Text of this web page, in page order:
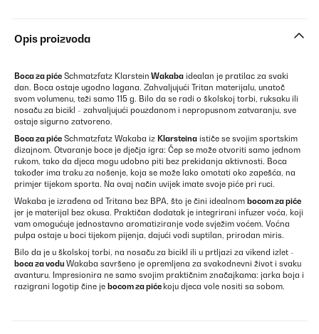
Opis proizvoda
Boca za piće Schmatzfatz Klarstein Wakaba idealan je pratilac za svaki
dan. Boca ostaje ugodno lagana. Zahvaljujući Tritan materijalu, unatoč
svom volumenu, teži samo 115 g. Bilo da se radi o školskoj torbi, ruksaku ili
nosaču za bicikl - zahvaljujući pouzdanom i nepropusnom zatvaranju, sve
ostaje sigurno zatvoreno.
Boca za piće Schmatzfatz Wakaba iz Klarsteina ističe se svojim sportskim
dizajnom. Otvaranje boce je dječja igra: Čep se može otvoriti samo jednom
rukom, tako da djeca mogu udobno piti bez prekidanja aktivnosti. Boca
također ima traku za nošenje, koja se može lako omotati oko zapešća, na
primjer tijekom sporta. Na ovaj način uvijek imate svoje piće pri ruci.
Wakaba je izrađena od Tritana bez BPA, što je čini idealnom bocom za piće
jer je materijal bez okusa. Praktičan dodatak je integrirani infuzer voća, koji
vam omogućuje jednostavno aromatiziranje vode svježim voćem. Voćna
pulpa ostaje u boci tijekom pijenja, dajući vodi suptilan, prirodan miris.
Bilo da je u školskoj torbi, na nosaču za bicikl ili u prtljazi za vikend izlet -
boca za vodu Wakaba savršeno je opremljena za svakodnevni život i svaku
avanturu. Impresionira ne samo svojim praktičnim značajkama: jarka boja i
razigrani logotip čine je bocom za piće koju djeca vole nositi sa sobom.